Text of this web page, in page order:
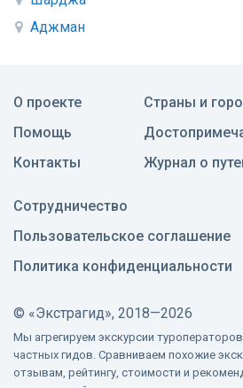
Аджман
О проекте
Помощь
Контакты
Страны и
Журнал о
Сотрудничество
Пользовательское соглашение
Политика конфиденциальности
© «Экстрагид», 2018—2026
Мы агрегируем экскурсии
частных гидов. Сравниваем похожие
отзывам, рейтингу, стоимости и